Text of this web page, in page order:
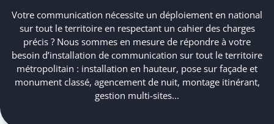
Votre communication nécessite un déploiement en national
sur tout le territoire en respectant un cahier des charges
précis ? Nous sommes en mesure de répondre à votre
besoin d’installation de communication sur tout le territoire
métropolitain : installation en hauteur, pose sur façade et
monument classé, agencement de nuit, montage itinérant,
gestion multi-sites...